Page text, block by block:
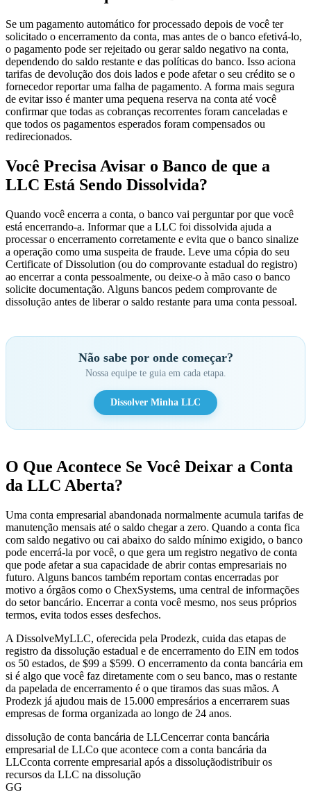
Se um pagamento automático for processado depois de você ter
solicitado o encerramento da conta, mas antes de o banco efetivá-lo,
o pagamento pode ser rejeitado ou gerar saldo negativo na conta,
dependendo do saldo restante e das políticas do banco. Isso aciona
tarifas de devolução dos dois lados e pode afetar o seu crédito se o
fornecedor reportar uma falha de pagamento. A forma mais segura
de evitar isso é manter uma pequena reserva na conta até você
confirmar que todas as cobranças recorrentes foram canceladas e
que todos os pagamentos esperados foram compensados ou
redirecionados.
Você Precisa Avisar o Banco de que a
LLC Está Sendo Dissolvida?
Quando você encerra a conta, o banco vai perguntar por que você
está encerrando-a. Informar que a LLC foi dissolvida ajuda a
processar o encerramento corretamente e evita que o banco sinalize
a operação como uma suspeita de fraude. Leve uma cópia do seu
Certificate of Dissolution (ou do comprovante estadual do registro)
ao encerrar a conta pessoalmente, ou deixe-o à mão caso o banco
solicite documentação. Alguns bancos pedem comprovante de
dissolução antes de liberar o saldo restante para uma conta pessoal.
Não sabe por onde começar?
Nossa equipe te guia em cada etapa.
Dissolver Minha LLC
O Que Acontece Se Você Deixar a Conta
da LLC Aberta?
Uma conta empresarial abandonada normalmente acumula tarifas de
manutenção mensais até o saldo chegar a zero. Quando a conta fica
com saldo negativo ou cai abaixo do saldo mínimo exigido, o banco
pode encerrá-la por você, o que gera um registro negativo de conta
que pode afetar a sua capacidade de abrir contas empresariais no
futuro. Alguns bancos também reportam contas encerradas por
motivo a órgãos como o ChexSystems, uma central de informações
do setor bancário. Encerrar a conta você mesmo, nos seus próprios
termos, evita todos esses desfechos.
A DissolveMyLLC, oferecida pela Prodezk, cuida das etapas de
registro da dissolução estadual e de encerramento do EIN em todos
os 50 estados, de $99 a $599. O encerramento da conta bancária em
si é algo que você faz diretamente com o seu banco, mas o restante
da papelada de encerramento é o que tiramos das suas mãos. A
Prodezk já ajudou mais de 15.000 empresários a encerrarem suas
empresas de forma organizada ao longo de 24 anos.
dissolução de conta bancária de LLCencerrar conta bancária
empresarial de LLCo que acontece com a conta bancária da
LLCconta corrente empresarial após a dissoluçãodistribuir os
recursos da LLC na dissolução
GG